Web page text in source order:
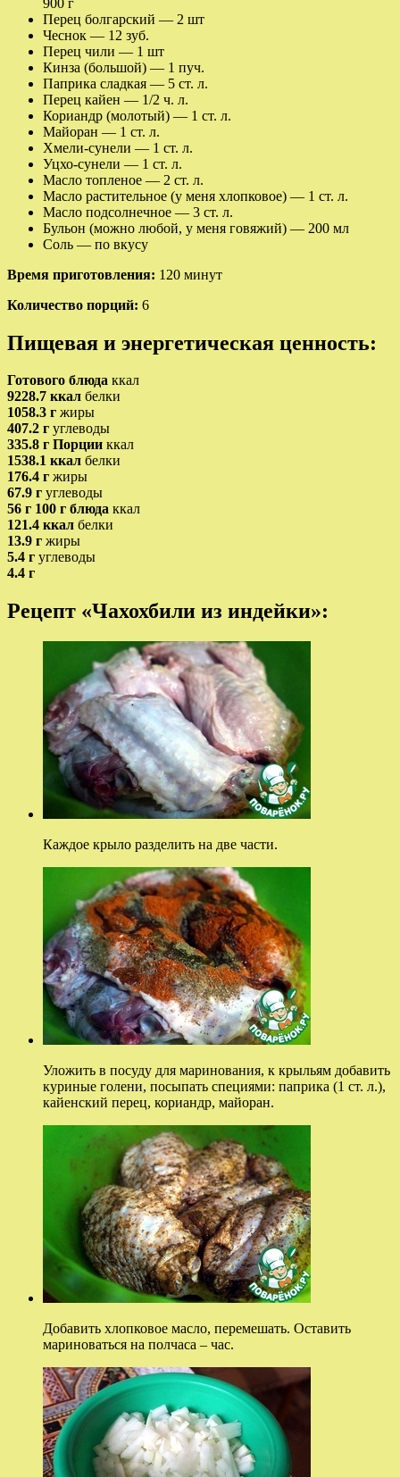
Перец болгарский — 2 шт
Чеснок — 12 зуб.
Перец чили — 1 шт
Кинза (большой) — 1 пуч.
Паприка сладкая — 5 ст. л.
Перец кайен — 1/2 ч. л.
Кориандр (молотый) — 1 ст. л.
Майоран — 1 ст. л.
Хмели-сунели — 1 ст. л.
Уцхо-сунели — 1 ст. л.
Масло топленое — 2 ст. л.
Масло растительное (у меня хлопковое) — 1 ст. л.
Масло подсолнечное — 3 ст. л.
Бульон (можно любой, у меня говяжий) — 200 мл
Соль — по вкусу
Время приготовления: 120 минут
Количество порций: 6
Пищевая и энергетическая ценность:
Готового блюда ккал
9228.7 ккал белки
1058.3 г жиры
407.2 г углеводы
335.8 г Порции ккал
1538.1 ккал белки
176.4 г жиры
67.9 г углеводы
56 г 100 г блюда ккал
121.4 ккал белки
13.9 г жиры
5.4 г углеводы
4.4 г
Рецепт «Чахохбили из индейки»:
Каждое крыло разделить на две части.
Уложить в посуду для маринования, к крыльям добавить
куриные голени, посыпать специями: паприка (1 ст. л.),
кайенский перец, кориандр, майоран.
Добавить хлопковое масло, перемешать. Оставить
мариноваться на полчаса – час.